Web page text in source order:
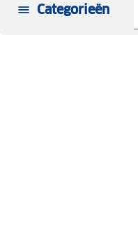
Categorieën